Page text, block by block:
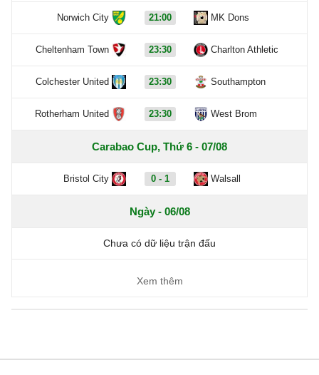
Norwich City 21:00 MK Dons
Cheltenham Town 23:30 Charlton Athletic
Colchester United 23:30 Southampton
Rotherham United 23:30 West Brom
Carabao Cup, Thứ 6 - 07/08
Bristol City 0 - 1 Walsall
Ngày - 06/08
Chưa có dữ liệu trận đấu
Xem thêm